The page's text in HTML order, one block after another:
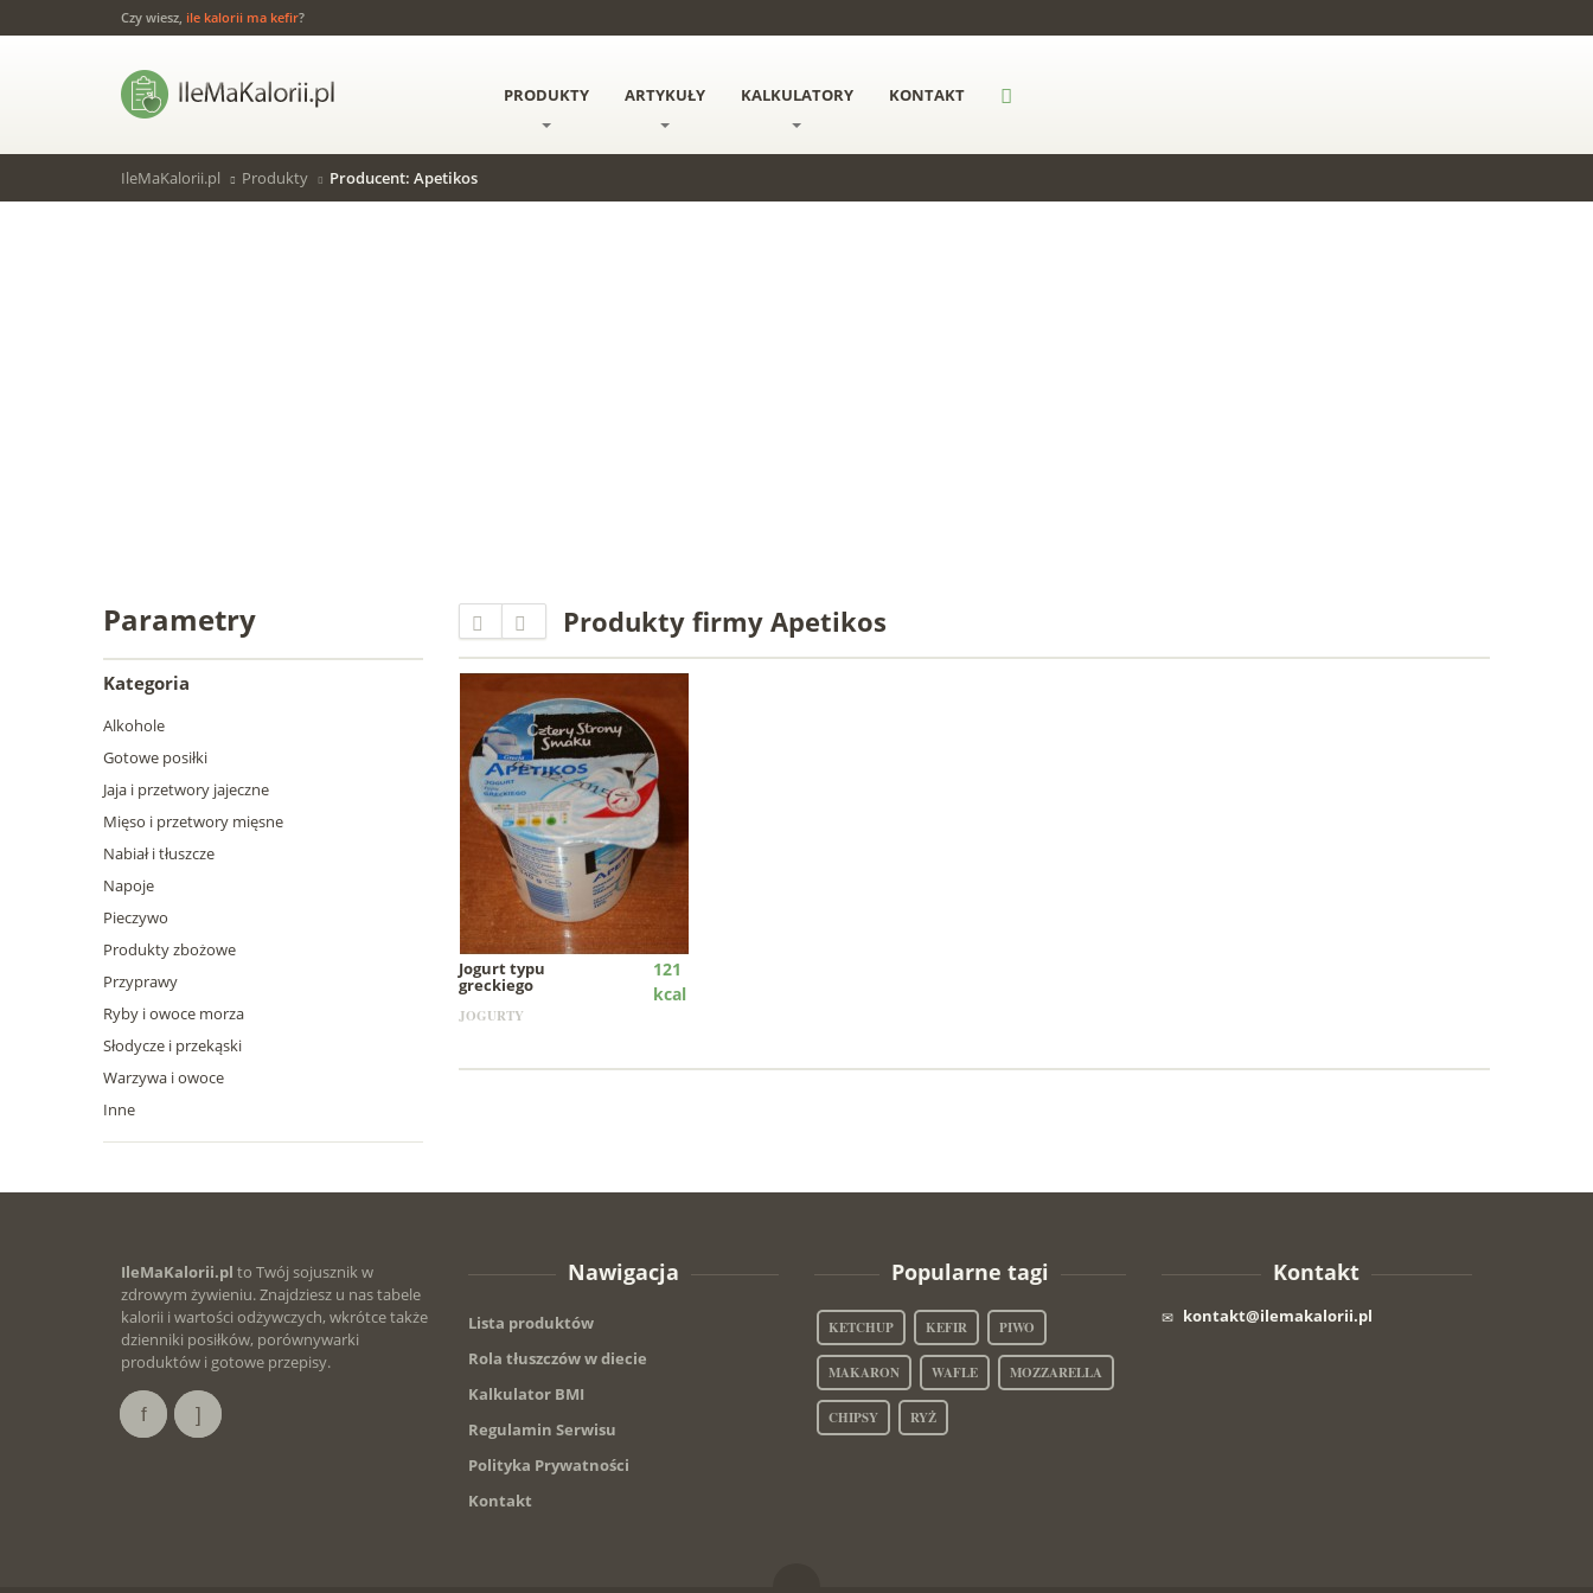
Czy wiesz, ile kalorii ma kefir?
PRODUKTY ARTYKUŁY KALKULATORY KONTAKT
IleMaKalorii.pl Produkty Producent: Apetikos
Parametry
Kategoria
Alkohole
Gotowe posiłki
Jaja i przetwory jajeczne
Mięso i przetwory mięsne
Nabiał i tłuszcze
Napoje
Pieczywo
Produkty zbożowe
Przyprawy
Ryby i owoce morza
Słodycze i przekąski
Warzywa i owoce
Inne
Produkty firmy Apetikos
Jogurt typu
greckiego
121
kcal
JOGURTY
IleMaKalorii.pl to Twój sojusznik w
zdrowym żywieniu. Znajdziesz u nas tabele
kalorii i wartości odżywczych, wkrótce także
dzienniki posiłków, porównywarki
produktów i gotowe przepisy.
Nawigacja
Lista produktów
Rola tłuszczów w diecie
Kalkulator BMI
Regulamin Serwisu
Polityka Prywatności
Kontakt
Popularne tagi
KETCHUP KEFIR PIWO
MAKARON WAFLE MOZZARELLA
CHIPSY RYŻ
Kontakt
kontakt@ilemakalorii.pl